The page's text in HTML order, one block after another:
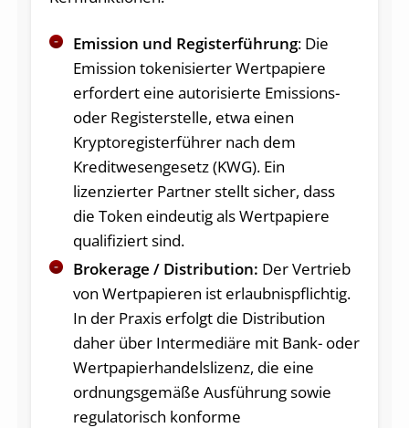
Emission und Registerführung: Die
Emission tokenisierter Wertpapiere
erfordert eine autorisierte Emissions-
oder Registerstelle, etwa einen
Kryptoregisterführer nach dem
Kreditwesengesetz (KWG). Ein
lizenzierter Partner stellt sicher, dass
die Token eindeutig als Wertpapiere
qualifiziert sind.
Brokerage / Distribution: Der Vertrieb
von Wertpapieren ist erlaubnispflichtig.
In der Praxis erfolgt die Distribution
daher über Intermediäre mit Bank- oder
Wertpapierhandelslizenz, die eine
ordnungsgemäße Ausführung sowie
regulatorisch konforme